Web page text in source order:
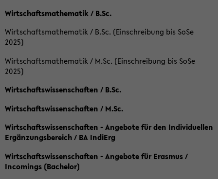
Wirtschaftsmathematik / B.Sc.
Wirtschaftsmathematik / B.Sc. (Einschreibung bis SoSe
2025)
Wirtschaftsmathematik / M.Sc. (Einschreibung bis SoSe
2025)
Wirtschaftswissenschaften / B.Sc.
Wirtschaftswissenschaften / M.Sc.
Wirtschaftswissenschaften - Angebote für den Individuellen
Ergänzungsbereich / BA IndiErg
Wirtschaftswissenschaften - Angebote für Erasmus /
Incomings (Bachelor)